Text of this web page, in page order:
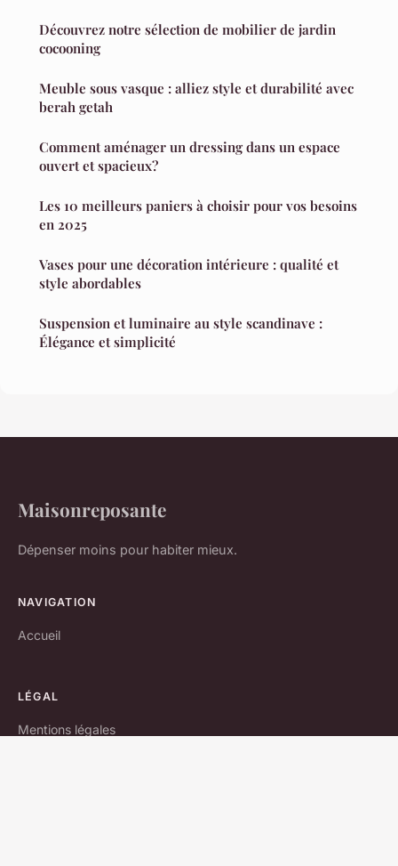
Découvrez notre sélection de mobilier de jardin
cocooning
Meuble sous vasque : alliez style et durabilité avec
berah getah
Comment aménager un dressing dans un espace
ouvert et spacieux?
Les 10 meilleurs paniers à choisir pour vos besoins
en 2025
Vases pour une décoration intérieure : qualité et
style abordables
Suspension et luminaire au style scandinave :
Élégance et simplicité
Maisonreposante
Dépenser moins pour habiter mieux.
NAVIGATION
Accueil
LÉGAL
Mentions légales